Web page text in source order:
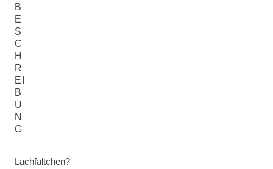
B
E
S
C
H
R
EI
B
U
N
G
Lachfältchen?